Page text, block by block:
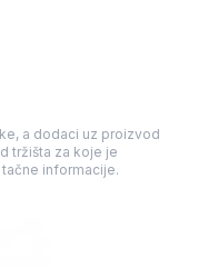
a dodaci uz proizvod
tržišta za koje je
informacije.